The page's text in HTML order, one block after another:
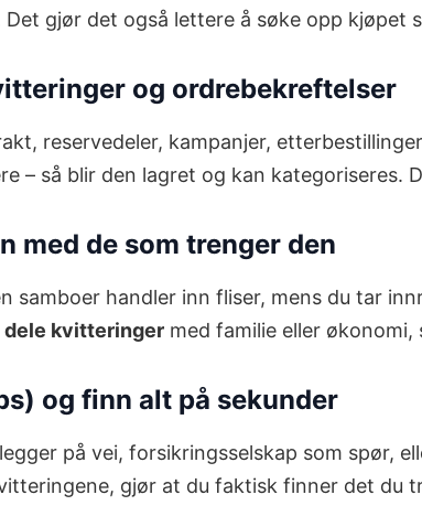
gjør det også lettere å søke opp kjøpet
og ordrebekreftelser
reservedeler, kampanjer,
– så blir den lagret og kan
med de som trenger den
samboer handler inn fliser, mens du tar
dele kvitteringer med familie eller
og finn alt på sekunder
på vei, forsikringsselskap som spør,
gjør at du faktisk finner det du